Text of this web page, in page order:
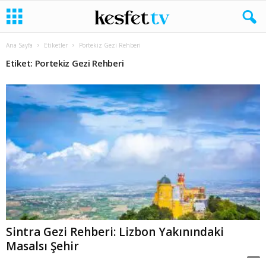
Ana Sayfa Etiketler Portekiz Gezi Rehberi
Etiket: Portekiz Gezi Rehberi
Sintra Gezi Rehberi: Lizbon Yakınındaki
Masalsı Şehir